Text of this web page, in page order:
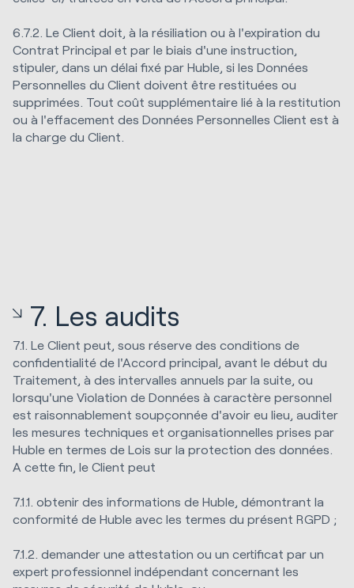
6.7.2. Le Client doit, à la résiliation ou à l'expiration du
Contrat Principal et par le biais d'une instruction,
stipuler, dans un délai fixé par Huble, si les Données
Personnelles du Client doivent être restituées ou
supprimées. Tout coût supplémentaire lié à la restitution
ou à l'effacement des Données Personnelles Client est à
la charge du Client.
7. Les audits
7.1. Le Client peut, sous réserve des conditions de
confidentialité de l'Accord principal, avant le début du
Traitement, à des intervalles annuels par la suite, ou
lorsqu'une Violation de Données à caractère personnel
est raisonnablement soupçonnée d'avoir eu lieu, auditer
les mesures techniques et organisationnelles prises par
Huble en termes de Lois sur la protection des données.
A cette fin, le Client peut
7.1.1. obtenir des informations de Huble, démontrant la
conformité de Huble avec les termes du présent RGPD ;
7.1.2. demander une attestation ou un certificat par un
expert professionnel indépendant concernant les